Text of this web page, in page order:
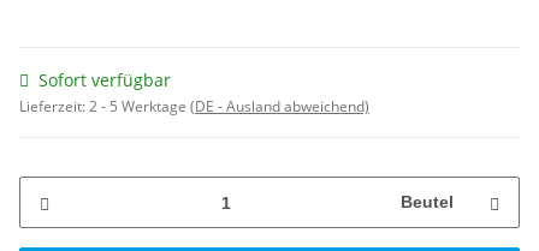
Sofort verfügbar
Lieferzeit:2 - 5 Werktage (DE - Ausland abweichend)
Beutel